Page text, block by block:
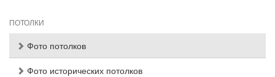
ПОТОЛКИ
Фото потолков
Фото исторических потолков